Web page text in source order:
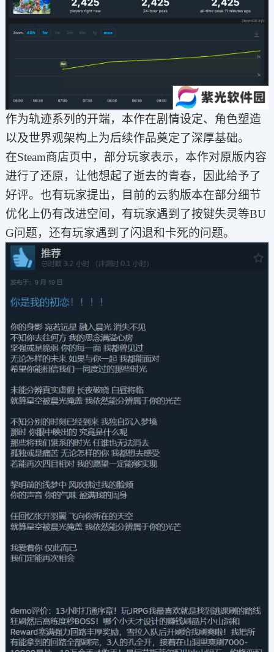
作为轨迹系列的开端，本作在剧情设定、角色塑造
以及世界观架构上为后续作品奠定了深厚基础。
在Steam商店页中，部分玩家表示，本作对原版内容
进行了还原，让他想起了逝去的青春，因此给予了
好评。也有玩家提出，目前的云豹版本在部分细节
优化上仍有改进空间，有玩家遇到了按键失灵等BU
G问题，还有玩家遇到了闪退和卡死的问题。